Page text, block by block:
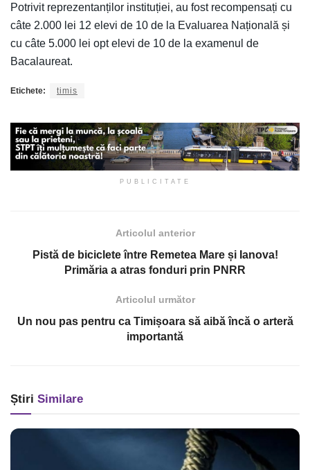
Potrivit reprezentanților instituției, au fost recompensați cu
câte 2.000 lei 12 elevi de 10 de la Evaluarea Națională și
cu câte 5.000 lei opt elevi de 10 de la examenul de
Bacalaureat.
Etichete: timis
PUBLICITATE
Articolul anterior
Pistă de biciclete între Remetea Mare și Ianova!
Primăria a atras fonduri prin PNRR
Articolul următor
Un nou pas pentru ca Timișoara să aibă încă o arteră
importantă
Știri Similare